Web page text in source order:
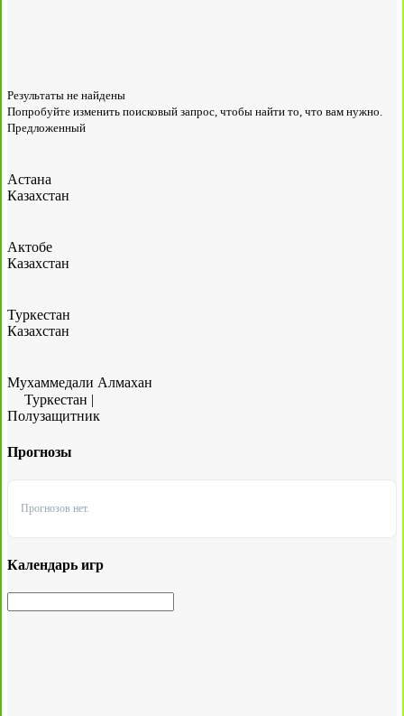
Результаты не найдены
Попробуйте изменить поисковый запрос, чтобы найти то, что вам нужно.
Предложенный
Астана
Казахстан
Актобе
Казахстан
Туркестан
Казахстан
Мухаммедали Алмахан
Туркестан |
Полузащитник
Прогнозы
Прогнозов нет.
Календарь игр